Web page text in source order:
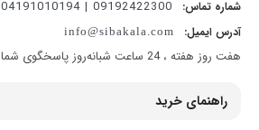
شماره تماس: 09192422300 | 04191010194
آدرس ایمیل: info@sibakala.com
هفت روز هفته ، 24 ساعت شبانه‌روز پاسخگوی شما هستیم.
راهنمای خرید